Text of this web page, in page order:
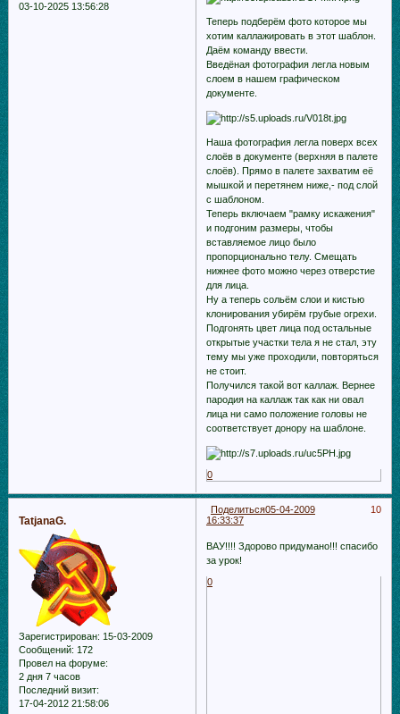
03-10-2025 13:56:28
Теперь подберём фото которое мы
хотим каллажировать в этот шаблон.
Даём команду ввести.
Введёная фотография легла новым
слоем в нашем графическом
документе.
Наша фотография легла поверх всех
слоёв в документе (верхняя в палете
слоёв). Прямо в палете захватим её
мышкой и перетянем ниже,- под слой
с шаблоном.
Теперь включаем "рамку искажения"
и подгоним размеры, чтобы
вставляемое лицо было
пропорционально телу. Cмещать
нижнее фото можно через отверстие
для лица.
Ну а теперь сольём слои и кистью
клонирования убирём грубые огрехи.
Подгонять цвет лица под остальные
открытые участки тела я не стал, эту
тему мы уже проходили, повторяться
не стоит.
Получился такой вот каллаж. Вернее
пародия на каллаж так как ни овал
лица ни само положение головы не
соответствует донору на шаблоне.
0
Поделиться 10
05-04-2009
16:33:37
TatjanaG.
Зарегистрирован: 15-03-2009
Сообщений: 172
Провел на форуме:
2 дня 7 часов
Последний визит:
17-04-2012 21:58:06
ВАУ!!!! Здорово придумано!!! спасибо
за урок!
0